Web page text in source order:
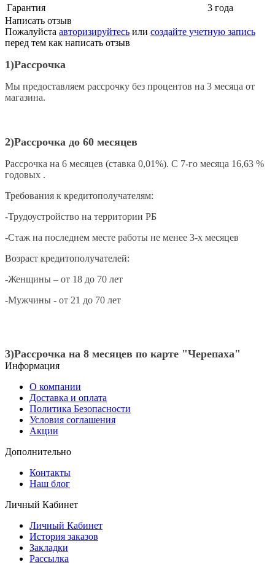
Гарантия
3 года
Написать отзыв
Пожалуйста авторизируйтесь или создайте учетную запись
перед тем как написать отзыв
1) Рассрочка
Мы предоставляем рассрочку без процентов на 3 месяца от
магазина.
2)Рассрочка до 60 месяцев
Рассрочка на 6 месяцев (ставка 0,01%). С 7-го месяца 16,63 %
годовых .
Требования к кредитополучателям:
-Трудоустройство на территории РБ
-Стаж на последнем месте работы не менее 3-х месяцев
Возраст кредитополучателей:
-Женщины – от 18 до 70 лет
-Мужчины - от 21 до 70 лет
3)Рассрочка на 8 месяцев по карте "Черепаха"
Информация
О компании
Доставка и оплата
Политика Безопасности
Условия соглашения
Акции
Дополнительно
Контакты
Наш блог
Личный Кабинет
Личный Кабинет
История заказов
Закладки
Рассылка